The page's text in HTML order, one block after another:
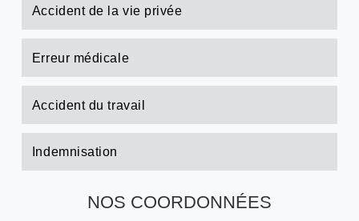
Accident de la vie privée
Erreur médicale
Accident du travail
Indemnisation
NOS COORDONNÉES